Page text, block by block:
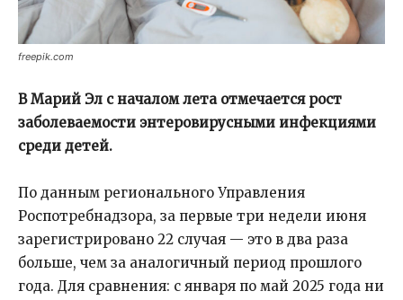
freepik.com
В Марий Эл с началом лета отмечается рост
заболеваемости энтеровирусными инфекциями
среди детей.
По данным регионального Управления
Роспотребнадзора, за первые три недели июня
зарегистрировано 22 случая — это в два раза
больше, чем за аналогичный период прошлого
года. Для сравнения: с января по май 2025 года ни